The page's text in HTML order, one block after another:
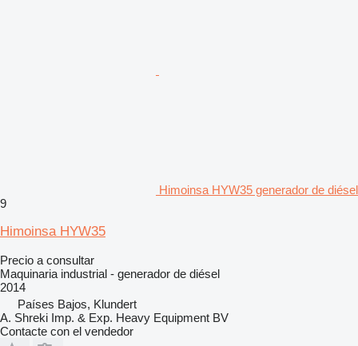
Himoinsa HYW35 generador de diésel
9
Himoinsa HYW35
Precio a consultar
Maquinaria industrial - generador de diésel
2014
Países Bajos, Klundert
A. Shreki Imp. & Exp. Heavy Equipment BV
Contacte con el vendedor